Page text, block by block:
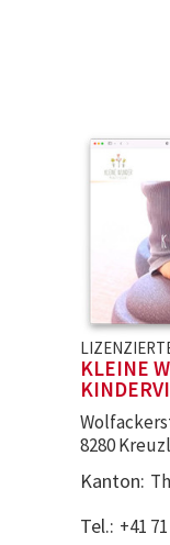
KLEINE
8280
Kanton
Tel. +41